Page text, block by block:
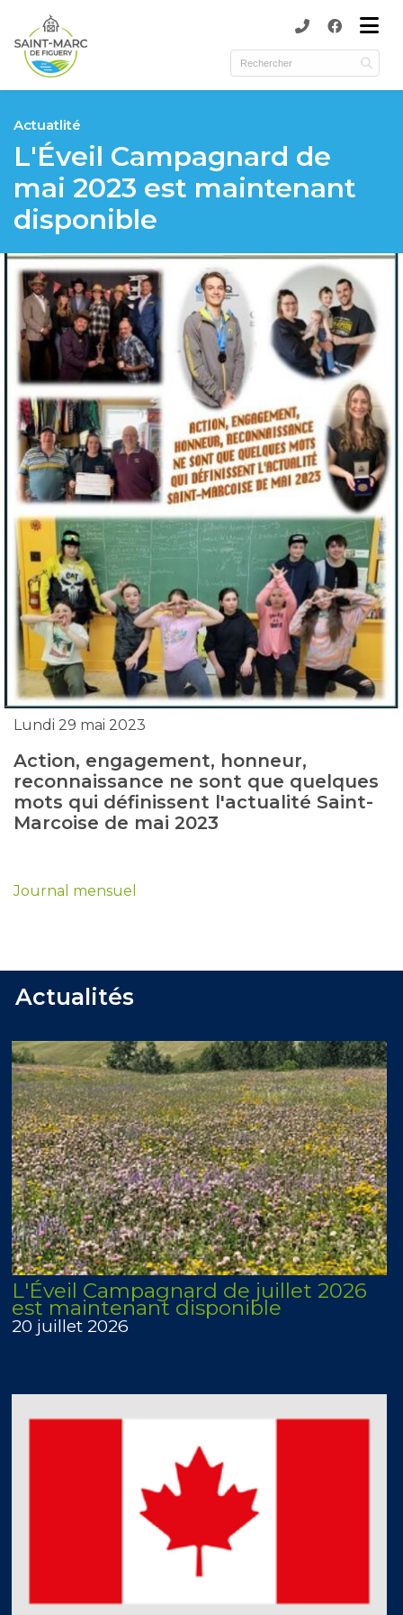
(Municipalité )
(Services )
Actuatlité
L'Éveil Campagnard de
mai 2023 est maintenant
disponible
Lundi 29 mai 2023
Action, engagement, honneur,
reconnaissance ne sont que quelques
mots qui définissent l'actualité Saint-
Marcoise de mai 2023
Journal mensuel
Actualités
L'Éveil Campagnard de juillet 2026
est maintenant disponible
20 juillet 2026